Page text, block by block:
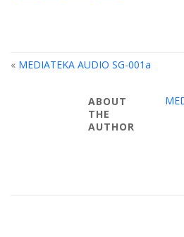
« MEDIATEKA AUDIO SG-001a
ABOUT
THE
AUTHOR